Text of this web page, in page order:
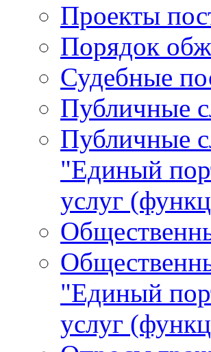
Проекты
Порядок
Судебные
Публичные
Публичные
"Единый
услуг
"Единый
услуг